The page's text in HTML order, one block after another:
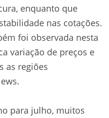
enquanto que
nas cotações.
foi observada nesta
variação de preços e
as regiões
para julho, muitos